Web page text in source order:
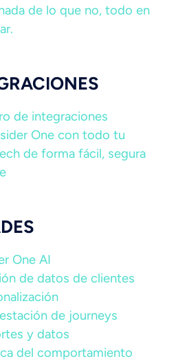
de lo que no, todo en
de integraciones
One con todo tu
de forma fácil, segura
One AI
de datos de clientes
de journeys
y datos
del comportamiento